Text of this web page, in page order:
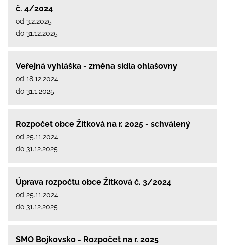
č. 4/2024
od 3.2.2025
do 31.12.2025
Veřejná vyhláška - změna sídla ohlašovny
od 18.12.2024
do 31.1.2025
Rozpočet obce Žítková na r. 2025 - schválený
od 25.11.2024
do 31.12.2025
Úprava rozpočtu obce Žítková č. 3/2024
od 25.11.2024
do 31.12.2025
SMO Bojkovsko - Rozpočet na r. 2025